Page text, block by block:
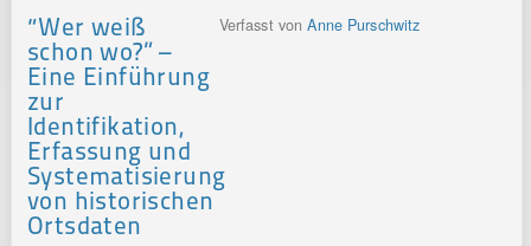
“Wer weiß
schon wo?” –
Eine Einführung
zur
Identifikation,
Erfassung und
Systematisierung
von historischen
Ortsdaten
Verfasst vonAnne Purschwitz